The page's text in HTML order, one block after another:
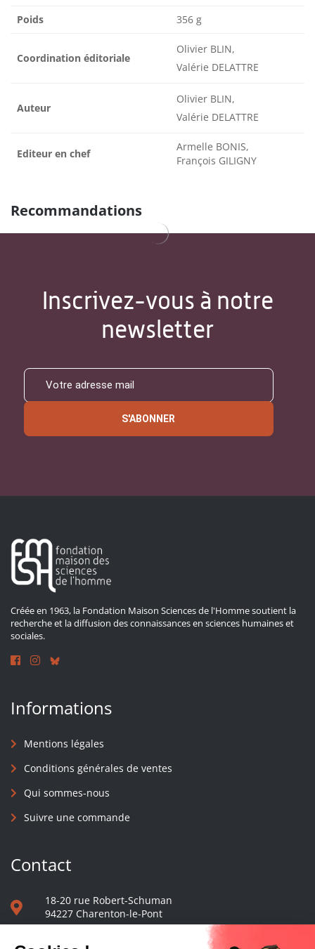
Poids 356 g
Coordination éditoriale
Olivier BLIN,
Valérie DELATTRE
Auteur
Olivier BLIN,
Valérie DELATTRE
Editeur en chef
Armelle BONIS,
François GILIGNY
Recommandations
Inscrivez-vous à notre
newsletter
S'ABONNER
Créée en 1963, la Fondation Maison Sciences de l'Homme soutient la
recherche et la diffusion des connaissances en sciences humaines et
sociales.
Informations
Mentions légales
Conditions générales de ventes
Qui sommes-nous
Suivre une commande
Contact
18-20 rue Robert-Schuman
94227 Charenton-le-Pont